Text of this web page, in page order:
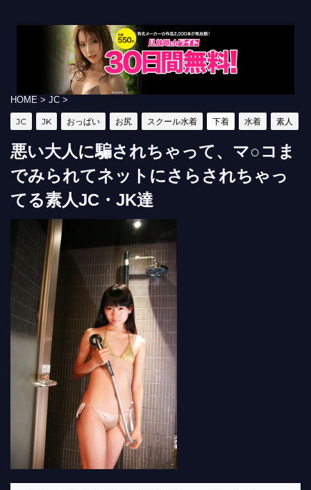
HOME > JC >
JC JK おっぱい お尻 スクール水着 下着 水着 素人
悪い大人に騙されちゃって、マ○コま
でみられてネットにさらされちゃっ
てる素人JC・JK達